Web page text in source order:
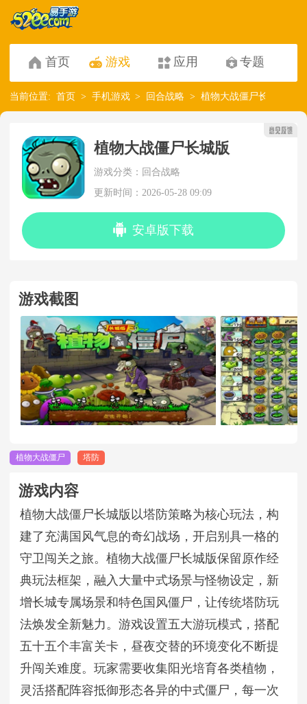
首页 游戏 应用 专题
当前位置: 首页 手机游戏 回合战略 植物大战僵尸长城版
植物大战僵尸长城版
游戏分类：回合战略
更新时间：2026-05-28 09:09
安卓版下载
游戏截图
植物大战僵尸 塔防
游戏内容
植物大战僵尸长城版以塔防策略为核心玩法，构
建了充满国风气息的奇幻战场，开启别具一格的
守卫闯关之旅。植物大战僵尸长城版保留原作经
典玩法框架，融入大量中式场景与怪物设定，新
增长城专属场景和特色国风僵尸，让传统塔防玩
法焕发全新魅力。游戏设置五大游玩模式，搭配
五十五个丰富关卡，昼夜交替的环境变化不断提
升闯关难度。玩家需要收集阳光培育各类植物，
灵活搭配阵容抵御形态各异的中式僵尸，每一次